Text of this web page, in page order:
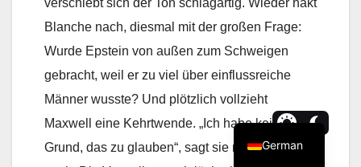
verschiebt sich der Ton schlagartig. Wieder hakt
Blanche nach, diesmal mit der großen Frage:
Wurde Epstein von außen zum Schweigen
gebracht, weil er zu viel über einflussreiche
Männer wusste? Und plötzlich vollzieht
Maxwell eine Kehrtwende. „Ich habe keinen
Grund, das zu glauben“, sagt sie nun. Mehr
German